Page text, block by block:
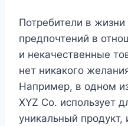
Потребители в
предпочтений в
и некачественные
нет никакого
Например, в одном
XYZ Co. использует
уникальный продукт,